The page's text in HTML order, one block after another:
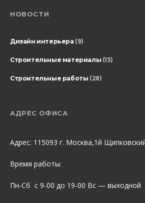
НОВОСТИ
Дизайн интерьера (9)
Строительные материалы (13)
Строительные работы (28)
АДРЕС ОФИСА
Адрес: 115093 г. Москва,1й
Время работы:
Пн-Сб с 9-00 до 19-00 Вс — выходной